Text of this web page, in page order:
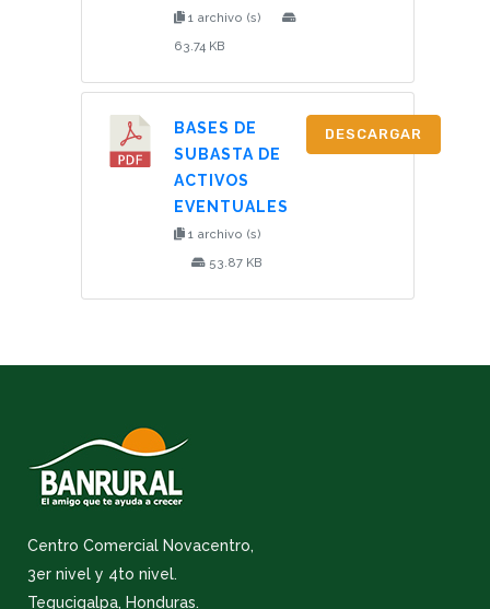
1 archivo (s)
63.74 KB
BASES DE
SUBASTA DE
ACTIVOS
EVENTUALES
1 archivo (s)
53.87 KB
DESCARGAR
Centro Comercial Novacentro,
3er nivel y 4to nivel.
Tegucigalpa, Honduras.